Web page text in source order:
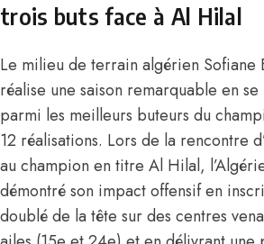
trois buts face à Al Hilal
Le milieu de terrain algérien Sofiane
réalise une saison remarquable en
parmi les meilleurs buteurs du
12 réalisations. Lors de la rencontre
au champion en titre Al Hilal,
démontré son impact offensif en
doublé de la tête sur des centres